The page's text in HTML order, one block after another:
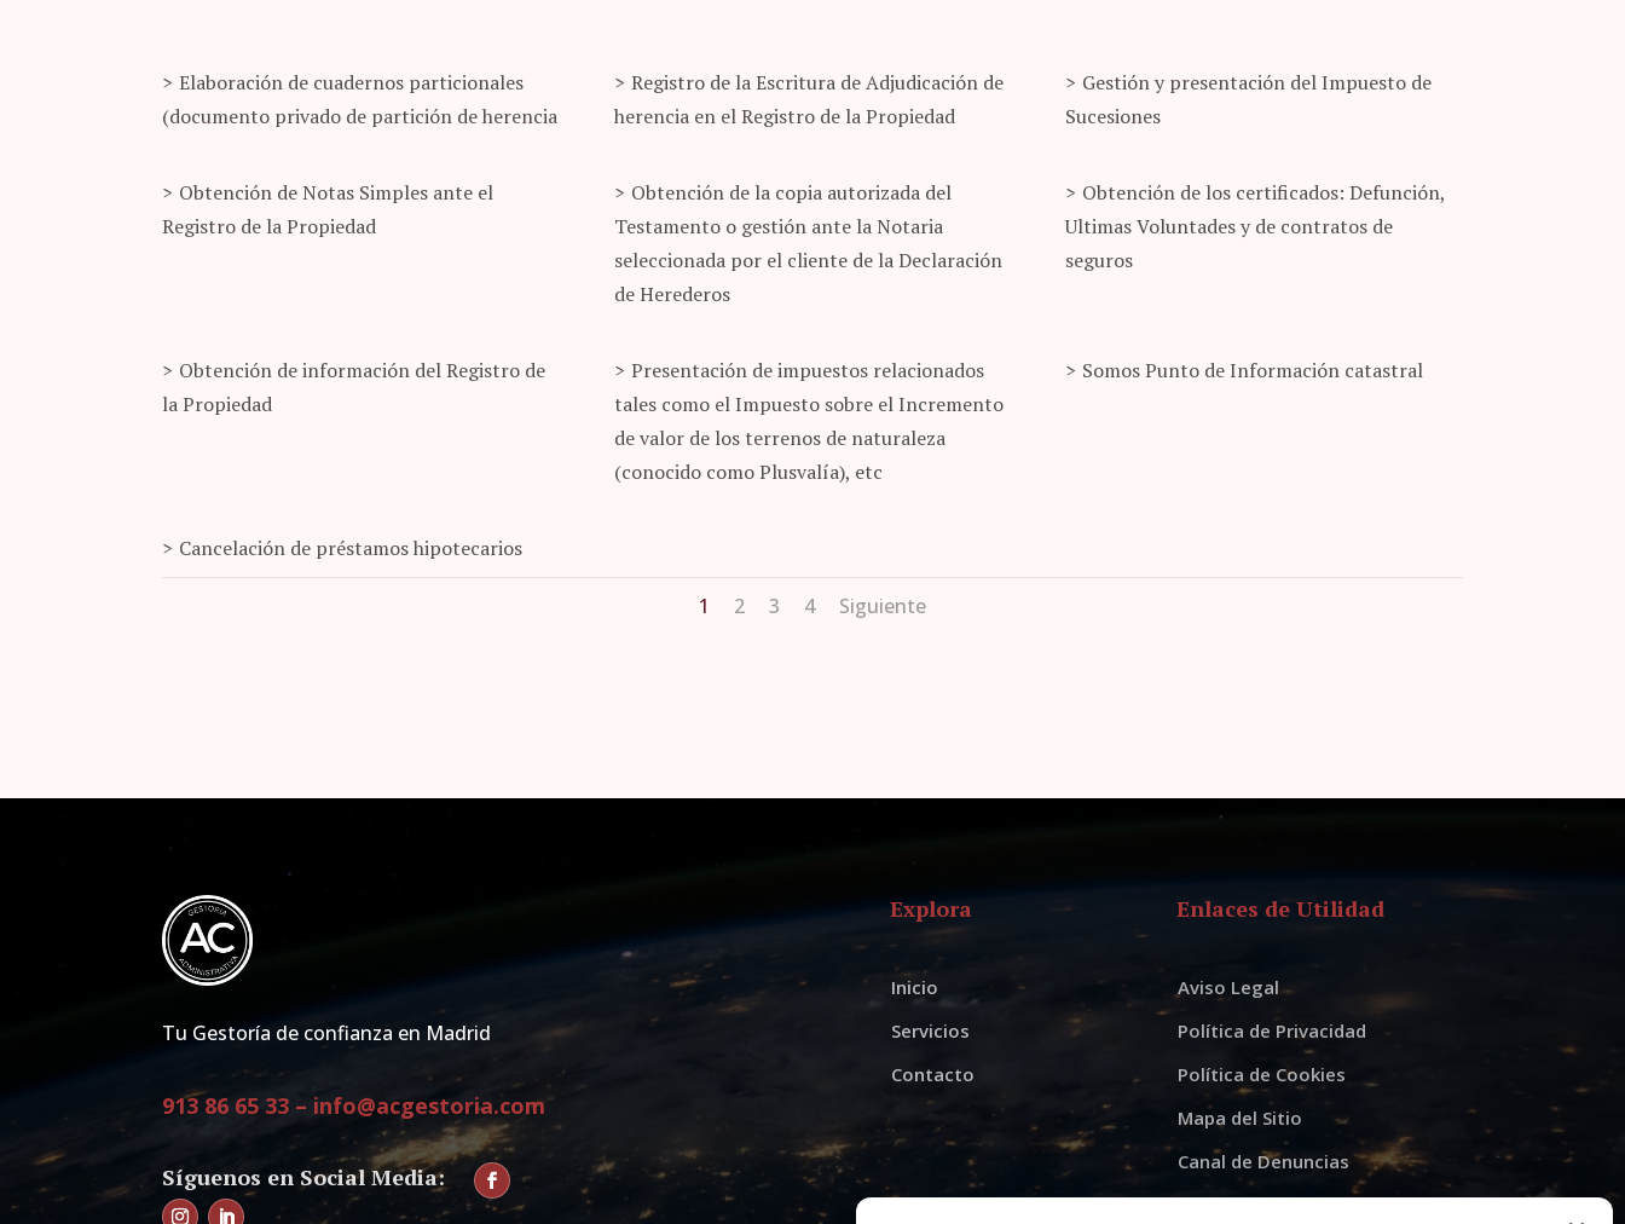
Elaboración de cuadernos particionales
(documento privado de partición de herencia
Registro de la Escritura de Adjudicación de
herencia en el Registro de la Propiedad
Gestión y presentación del Impuesto de
Sucesiones
Obtención de Notas Simples ante el
Registro de la Propiedad
Obtención de la copia autorizada del
Testamento o gestión ante la Notaria
seleccionada por el cliente de la Declaración
de Herederos
Obtención de los certificados: Defunción,
Ultimas Voluntades y de contratos de
seguros
Obtención de información del Registro de
la Propiedad
Presentación de impuestos relacionados
tales como el Impuesto sobre el Incremento
de valor de los terrenos de naturaleza
(conocido como Plusvalía), etc
Somos Punto de Información catastral
Cancelación de préstamos hipotecarios
1 2 3 4 Siguiente
Tu Gestoría de confianza en Madrid
913 86 65 33 – info@acgestoria.com
Facebook
Explora
Inicio
Servicios
Contacto
Enlaces de Utilidad
Aviso Legal
Política de Privacidad
Política de Cookies
Mapa del Sitio
Canal de Denuncias